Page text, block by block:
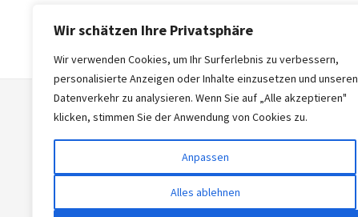
Wir schätzen Ihre Privatsphäre
Wir verwenden Cookies, um Ihr Surferlebnis zu verbessern,
personalisierte Anzeigen oder Inhalte einzusetzen und unseren
Datenverkehr zu analysieren. Wenn Sie auf „Alle akzeptieren"
klicken, stimmen Sie der Anwendung von Cookies zu.
Anpassen
Alles ablehnen
Seitennummerierung
der
Beiträge
Startseite
Datenschutzerklärung
Impressum